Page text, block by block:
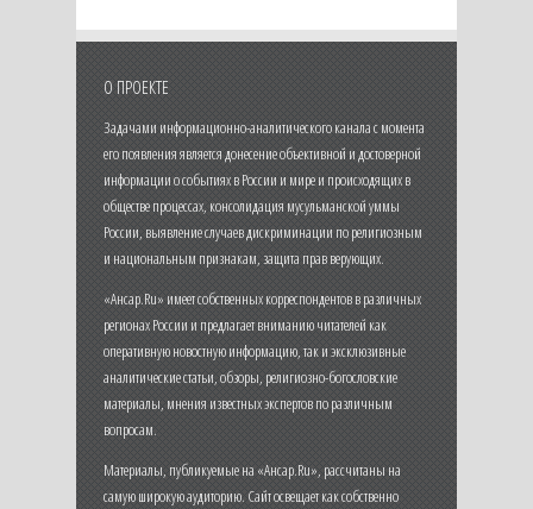
О ПРОЕКТЕ
Задачами информационно-аналитического канала с момента
его появления является донесение объективной и достоверной
информации о событиях в России и мире и происходящих в
обществе процессах, консолидация мусульманской уммы
России, выявление случаев дискриминации по религиозным
и национальным признакам, защита прав верующих.
«Ансар.Ru» имеет собственных корреспондентов в различных
регионах России и предлагает вниманию читателей как
оперативную новостную информацию, так и эксклюзивные
аналитические статьи, обзоры, религиозно-богословские
материалы, мнения известных экспертов по различным
вопросам.
Материалы, публикуемые на «Ансар.Ru», рассчитаны на
самую широкую аудиторию. Сайт освещает как собственно